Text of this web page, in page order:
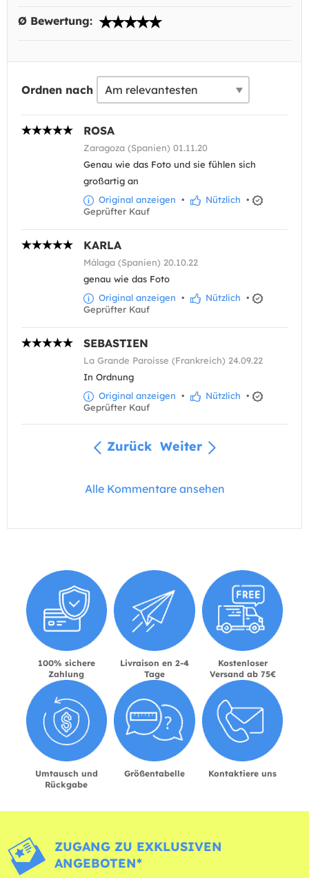
Ø Bewertung:
Ordnen nach
ROSA
Zaragoza (Spanien) 01.11.20
Genau wie das Foto und sie fühlen sich
großartig an
Original anzeigen • Nützlich •
Geprüfter Kauf
KARLA
Málaga (Spanien) 20.10.22
genau wie das Foto
Original anzeigen • Nützlich •
Geprüfter Kauf
SEBASTIEN
La Grande Paroisse (Frankreich) 24.09.22
In Ordnung
Original anzeigen • Nützlich •
Geprüfter Kauf
Zurück Weiter
Alle Kommentare ansehen
100% sichere
Zahlung
Livraison en 2-4
Tage
Kostenloser
Versand ab 75€
Umtausch und
Rückgabe
Größentabelle Kontaktiere uns
ZUGANG ZU EXKLUSIVEN
ANGEBOTEN*